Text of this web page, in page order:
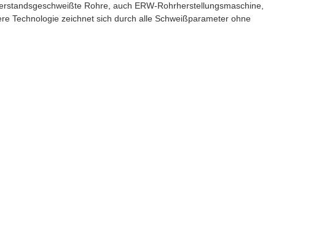
Rohre, auch ERW-Rohrherstellungsmaschine,
Technologie zeichnet sich durch alle Schweißparameter ohne